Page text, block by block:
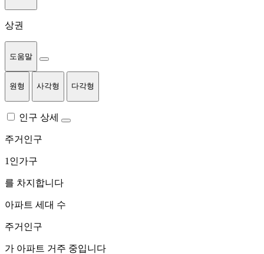
상권
도움말
원형 사각형 다각형
인구 상세
주거인구
1인가구
를 차지합니다
아파트 세대 수
주거인구
가 아파트 거주 중입니다